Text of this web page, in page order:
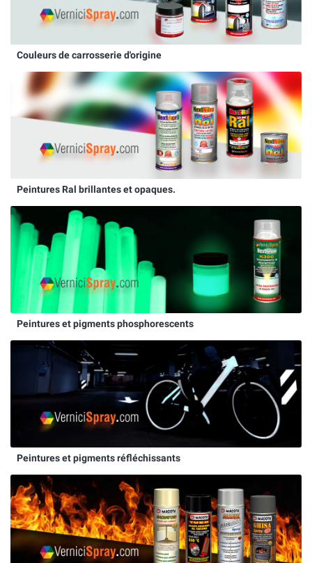
Couleurs de carrosserie d'origine
Peintures Ral brillantes et opaques.
Peintures et pigments phosphorescents
Peintures et pigments réfléchissants